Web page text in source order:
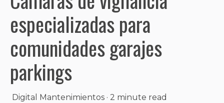
especializadas para
comunidades garajes
parkings
Digital Mantenimientos · 2 minute read